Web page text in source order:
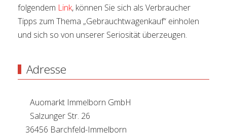
folgendem Link, können Sie sich als Verbraucher
Tipps zum Thema „Gebrauchtwagenkauf“ einholen
und sich so von unserer Seriosität überzeugen.
Adresse
Auomarkt Immelborn GmbH
Salzunger Str. 26
36456 Barchfeld-Immelborn